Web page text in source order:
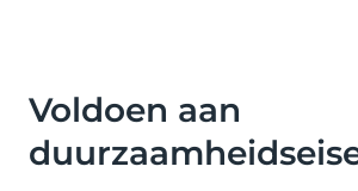
Voldoen aan